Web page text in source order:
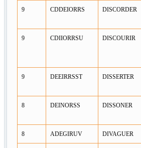
9 CDDEIORRS DISCORDER
9 CDIIORRSU DISCOURIR
9 DEEIRRSST DISSERTER
8 DEINORSS DISSONER
8 ADEGIRUV DIVAGUER